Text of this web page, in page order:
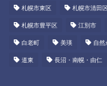
札幌市東区 札幌市清田
札幌市豊平区 江別市
白老町 美瑛 自然
道東 長沼・南幌・由仁